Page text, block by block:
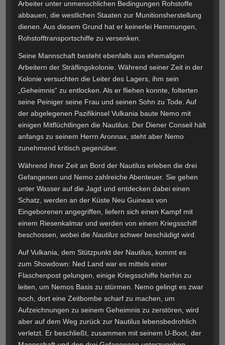
Arbeiter unter unmenschlichen Bedingungen Rohstoffe
abbauen, die westlichen Staaten zur Munitionsherstellung
dienen. Aus diesem Grund hat er keinerlei Hemmungen,
Rohstofftransportschiffe zu versenken.
Seine Mannschaft besteht ebenfalls aus ehemaligen
Arbeitern der Sträflingskolonie. Während seiner Zeit in der
Kolonie versuchten die Leiter des Lagers, ihm sein
„Geheimnis“ zu entlocken. Als er fliehen konnte, folterten
seine Peiniger seine Frau und seinen Sohn zu Tode. Auf
der abgelegenen Pazifikinsel Vulkania baute Nemo mit
einigen Mitflüchtlingen die Nautilus. Der Diener Conseil hält
anfangs zu seinem Herrn Aronnax, steht aber Nemo
zunehmend kritisch gegenüber.
Während ihrer Zeit an Bord der Nautilus erleben die drei
Gefangenen und Nemo zahlreiche Abenteuer. Sie gehen
unter Wasser auf die Jagd und entdecken dabei einen
Schatz, werden an der Küste Neu Guineas von
Eingeborenen angegriffen, liefern sich einen Kampf mit
einem Riesenkalmar und werden von einem Kriegsschiff
beschossen, wobei dieNautilus schwer beschädigt wird.
Auf Vulkania, dem Stützpunkt der Nautilus, kommt es
zum Showdown: Ned Land war es mittels einer
Flaschenpost gelungen, einige Kriegsschiffe hierhin zu
leiten, um Nemos Basis zu stürmen. Nemo gelingt es zwar
noch, dort eine Zeitbombe scharf zu machen, um
Aufzeichnungen zu seinem Geheimnis zu zerstören, wird
aber auf dem Weg zurück zur Nautilus lebensbedrohlich
verletzt. Er beschließt, zusammen mit seinem U-Boot, der